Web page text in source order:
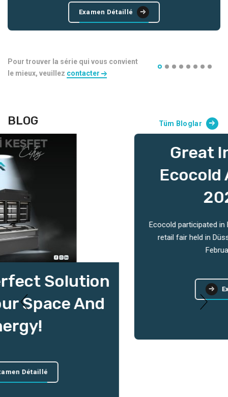
Examen Détaillé
Pour trouver la série qui vous convient
le mieux, veuillez contacter
BLOG Tüm Bloglar
Great Interest For
Ecocold At Euroshop
Ecocold participated in EuroShop, the world's number 1
retail fair held in Düsseldorf, Germany between 26
Examen Détaillé